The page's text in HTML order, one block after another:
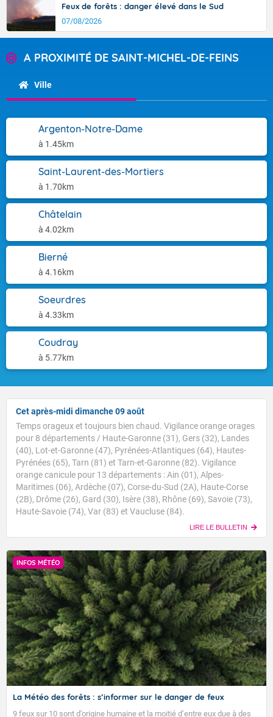
Feux de forêts : danger élevé dans le Sud
07/08/2026
A PROXIMITÉ DE SAINT-MICHEL-DE-FEINS
Ville
Argenton-Notre-Dame
à 1.45km
Saint-Laurent-des-Mortiers
à 1.70km
Châtelain
à 4.02km
Bierné
à 4.16km
Soeurdres
à 4.33km
Coudray
à 5.77km
Cet après-midi dimanche 09 août
Temps orageux et toujours bien chaud. Vigilance orange orages
pour 8 départements / Haute-Garonne (31), Gers (32), Landes
(40), Lot-et-Garonne (47), Pyrénées-Atlantiques (64), Hautes-
Pyrénées (65), Tarn (81) et Tarn-et-Garonne (82). Vigilance
orange canicule pour 13 départements : Ain (01), Alpes-
Maritimes (06), Ardèche (07), Corse-du-Sud (2A), Haute-Corse
(2B), Drôme (26), Gard (30), Isère (38), Rhône (69), Savoie (73),
Haute-Savoie (74), Var (83) et Vaucluse (84).
LIRE LE BULLETIN
INFOS MÉTÉO
La Météo des forêts : s’informer sur le danger de feux
9 feux sur 10 sont d’origine humaine et la moitié d’entre eux due à des